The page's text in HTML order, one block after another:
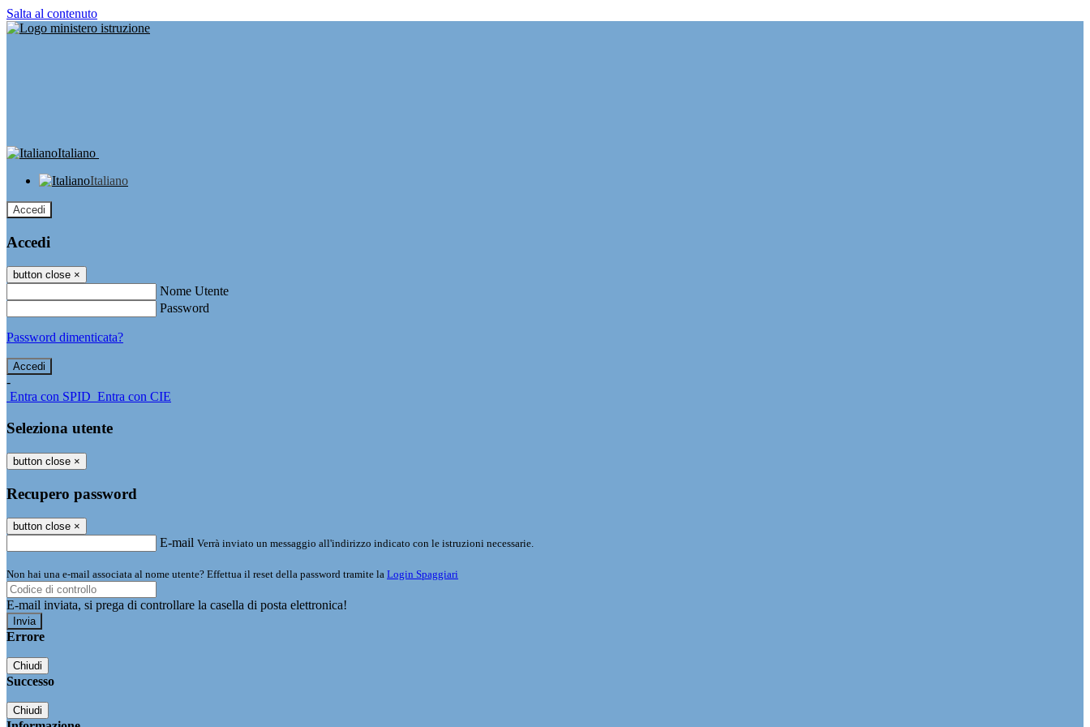
Salta al contenuto
Italiano
Italiano
Accedi
Accedi
button close ×
Nome Utente
Password
Password dimenticata?
-
Entra con SPID Entra con CIE
Seleziona utente
button close ×
Recupero password
button close ×
E-mail Verrà inviato un messaggio all'indirizzo indicato con le istruzioni necessarie.
Non hai una e-mail associata al nome utente? Effettua il reset della password tramite la Login Spaggiari
E-mail inviata, si prega di controllare la casella di posta elettronica!
Errore
Chiudi
Successo
Chiudi